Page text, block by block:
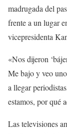
madrugada del
frente a un lugar
vicepresidenta
«Nos dijeron
Me bajo y veo
a llegar
estamos, por qué
Las televisiones